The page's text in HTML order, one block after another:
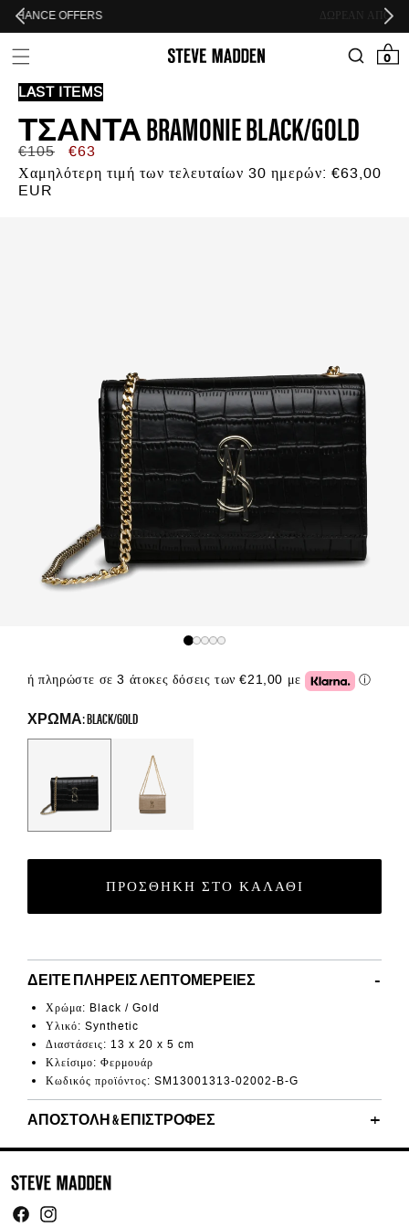
Skip to header
Skip to menu
Skip to content
Skip to footer ΔΩΡΕΑΝ ΑΠΟΣΤΟΛΗ ΜΕ BOX NOW
0
0
LAST ITEMS
ΤΣΆΝΤΑ BRAMONIE BLACK/GOLD
Κανονική
τιμή
€105
Τιμή
προσφοράς
€63
Χαμηλότερη τιμή των τελευταίων 30 ημερών: €63,00
EUR
ή πληρώστε σε 3 άτοκες δόσεις των €21,00 με
ⓘ
ΧΡΏΜΑ: BLACK/GOLD
ΠΡΟΣΘΉΚΗ ΣΤΟ ΚΑΛΆΘΙ
ΔΕΊΤΕ ΠΛΉΡΕΙΣ ΛΕΠΤΟΜΈΡΕΙΕΣ
Χρώμα: Black / Gold
Υλικό: Synthetic
Διαστάσεις: 13 x 20 x 5 cm
Κλείσιμο: Φερμουάρ
Κωδικός προϊόντος: SM13001313-02002-B-G
ΑΠΟΣΤΟΛΉ & ΕΠΙΣΤΡΟΦΈΣ
FacebookInstagram